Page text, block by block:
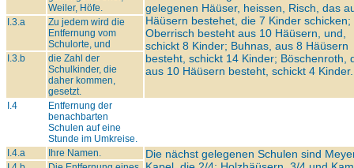
Weiler, Höfe.
gelegenen Häüser, heissen, Risch, das
Häüsern bestehet, die 7 Kinder schicken;
Oberrisch besteht aus 10 Häüsern, und,
schickt 8 Kinder; Buhnas, aus 8 Häüsern
besteht, schickt 14 Kinder; Böschenroth,
aus 10 Häüsern besteht, schickt 4 Kinder.
I.3.a
Zu jedem wird die
Entfernung vom
Schulorte, und
I.3.b
die Zahl der
Schulkinder, die
daher kommen,
gesetzt.
I.4
Entfernung der
benachbarten
Schulen auf eine
Stunde im Umkreise.
I.4.a
Ihre Namen.
Die nächst gelegenen Schulen sind